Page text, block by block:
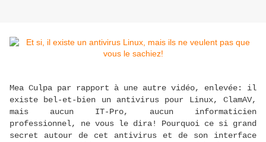
Mea Culpa par rapport à une autre vidéo, enlevée: il
existe bel-et-bien un antivirus pour Linux, ClamAV,
mais aucun IT-Pro, aucun informaticien
professionnel, ne vous le dira! Pourquoi ce si grand
secret autour de cet antivirus et de son interface